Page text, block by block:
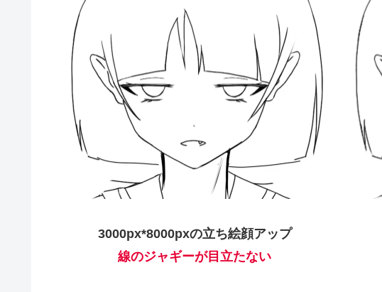
3000px*8000pxの立ち絵顔アップ
線のジャギーが目立たない